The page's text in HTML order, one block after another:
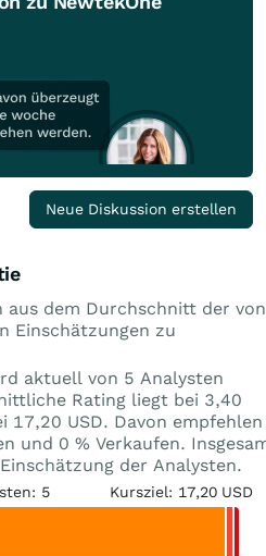
Neue Diskussion erstellen
dem Durchschnitt der von
Einschätzungen zu
aktuell von 5 Analysten
Rating liegt bei 3,40
17,20 USD. Davon empfehlen
und 0 % Verkaufen.
der Analysten.
5 Kursziel: 17,20 USD